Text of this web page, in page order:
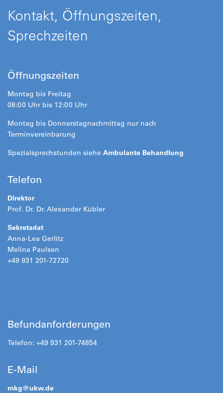
Kontakt, Öffnungszeiten,
Sprechzeiten
Öffnungszeiten
Montag bis Freitag
08:00 Uhr bis 12:00 Uhr
Montag bis Donnerstagnachmittag nur nach
Terminvereinbarung
Spezialsprechstunden siehe Ambulante Behandlung
Telefon
Direktor
Prof. Dr. Dr. Alexander Kübler
Sekretariat
Anna-Lea Gerlitz
Melina Paulsen
+49 931 201-72720
Befundanforderungen
Telefon: +49 931 201-74854
E-Mail
mkg@ukw.de